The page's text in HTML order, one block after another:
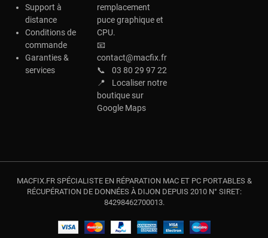
Support à
distance
Conditions de
commande
Garanties &
services
remplacement
puce graphique et
CPU.
📧
contact@macfix.fr
📞
03 80 29 97 22
📍
Localiser notre
boutique sur
Google Maps
MACFIX.FR SPÉCIALISTE EN RÉPARATION MAC ET PC PORTABLES &
RÉCUPÉRATION DE DONNÉES À DIJON DEPUIS 2010 N° SIRET:
84298462700013.